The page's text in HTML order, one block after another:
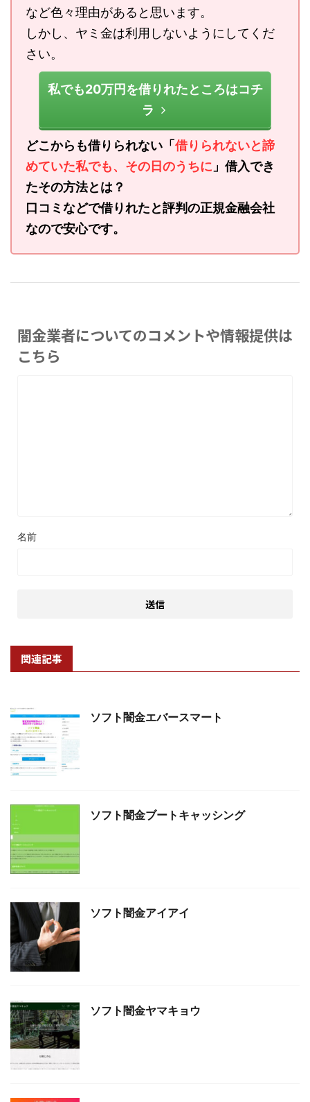
など色々理由があると思います。
しかし、ヤミ金は利用しないようにしてくだ
さい。
私でも20万円を借りれたところはコチ
ラ
どこからも借りられない「 借りられないと諦
めていた私でも、その日のうちに 」借入でき
たその方法とは？
口コミなどで借りれたと評判の正規金融会社
なので安心です。
闇金業者についてのコメントや情報提供は
こちら
名前
関連記事
ソフト闇金エバースマート
ソフト闇金ブートキャッシング
ソフト闇金アイアイ
ソフト闇金ヤマキョウ